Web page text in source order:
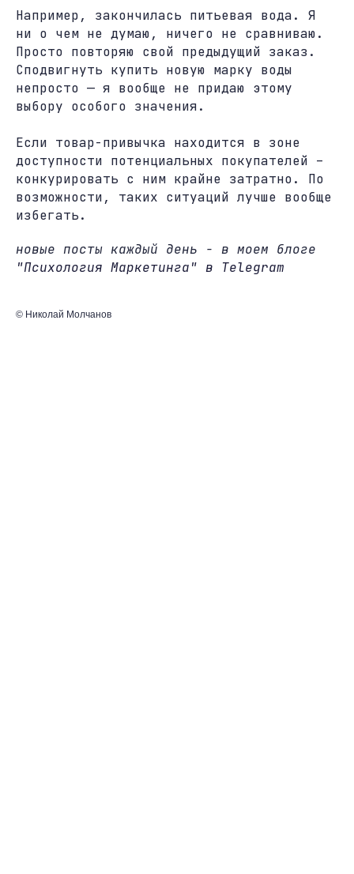
Например, закончилась питьевая вода. Я
ни о чем не думаю, ничего не сравниваю.
Просто повторяю свой предыдущий заказ.
Сподвигнуть купить новую марку воды
непросто — я вообще не придаю этому
выбору особого значения.
Если товар-привычка находится в зоне
доступности потенциальных покупателей –
конкурировать с ним крайне затратно. По
возможности, таких ситуаций лучше вообще
избегать.
новые посты каждый день - в моем блоге
"Психология Маркетинга" в Telegram
© Николай Молчанов